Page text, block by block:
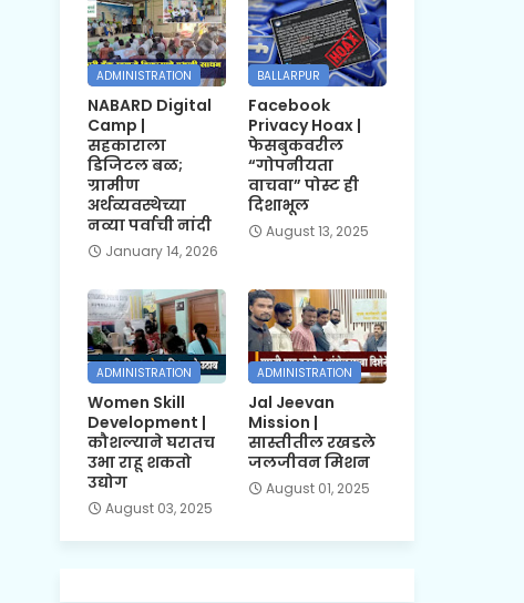
ADMINISTRATION
NABARD Digital
Camp |
सहकाराला
डिजिटल बळ;
ग्रामीण
अर्थव्यवस्थेच्या
नव्या पर्वाची नांदी
January 14, 2026
BALLARPUR
Facebook
Privacy Hoax |
फेसबुकवरील
“गोपनीयता
वाचवा” पोस्ट ही
दिशाभूल
August 13, 2025
ADMINISTRATION
Women Skill
Development |
कौशल्याने घरातच
उभा राहू शकतो
उद्योग
August 03, 2025
ADMINISTRATION
Jal Jeevan
Mission |
सास्तीतील रखडले
जलजीवन मिशन
August 01, 2025